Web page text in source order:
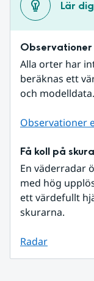
Lär
Alla orter har
beräknas ett
och modelldata.
Observationer
Få koll på
En väderradar
med hög
ett värdefullt
skurarna.
Radar